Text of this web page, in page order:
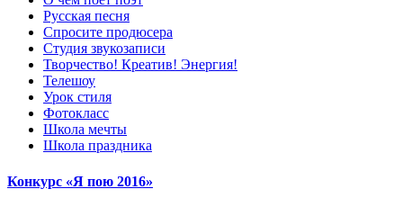
Русская песня
Спросите продюсера
Студия звукозаписи
Творчество! Креатив! Энергия!
Телешоу
Урок стиля
Фотокласс
Школа мечты
Школа праздника
Конкурс «Я пою 2016»